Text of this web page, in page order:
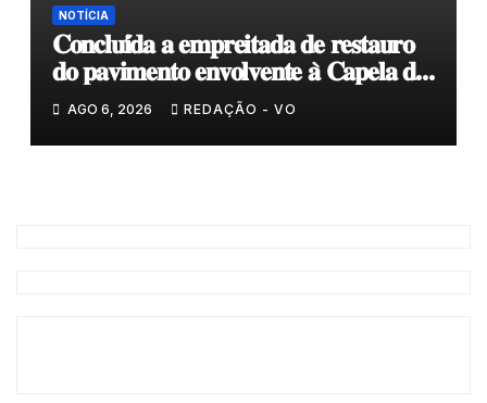
NOTÍCIA
𝐂𝐨𝐧𝐜𝐥𝐮𝐢́𝐝𝐚 𝐚 𝐞𝐦𝐩𝐫𝐞𝐢𝐭𝐚𝐝𝐚 𝐝𝐞 𝐫𝐞𝐬𝐭𝐚𝐮𝐫𝐨
𝐝𝐨 𝐩𝐚𝐯𝐢𝐦𝐞𝐧𝐭𝐨 𝐞𝐧𝐯𝐨𝐥𝐯𝐞𝐧𝐭𝐞 𝐚̀ 𝐂𝐚𝐩𝐞𝐥𝐚 𝐝𝐞
𝐂𝐨𝐯𝐚𝐬
AGO 6, 2026 REDAÇÃO - VO